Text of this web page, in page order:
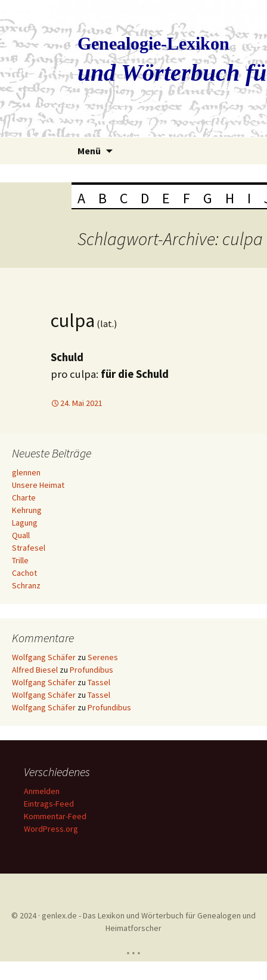
Genealogie-Lexikon
und Wörterbuch
Menü
A B C D E F G H I
Schlagwort-Archive: culpa
culpa (lat.)
Schuld
pro culpa: für die Schuld
24. Mai 2021
Neueste Beiträge
glennen
Unsere Heimat
Charte
Kehrung
Lagung
Quall
Strafesel
Trille
Cachot
Schranz
Kommentare
Wolfgang Schäfer zu Serenes
Alfred Biesel zu Profundibus
Wolfgang Schäfer zu Tassel
Wolfgang Schäfer zu Tassel
Wolfgang Schäfer zu Profundibus
Verschiedenes
Anmelden
Eintrags-Feed
Kommentar-Feed
WordPress.org
© 2024 · genlex.de - Das Lexikon und Wörterbuch für Genealogen und
Heimatforscher
* * *